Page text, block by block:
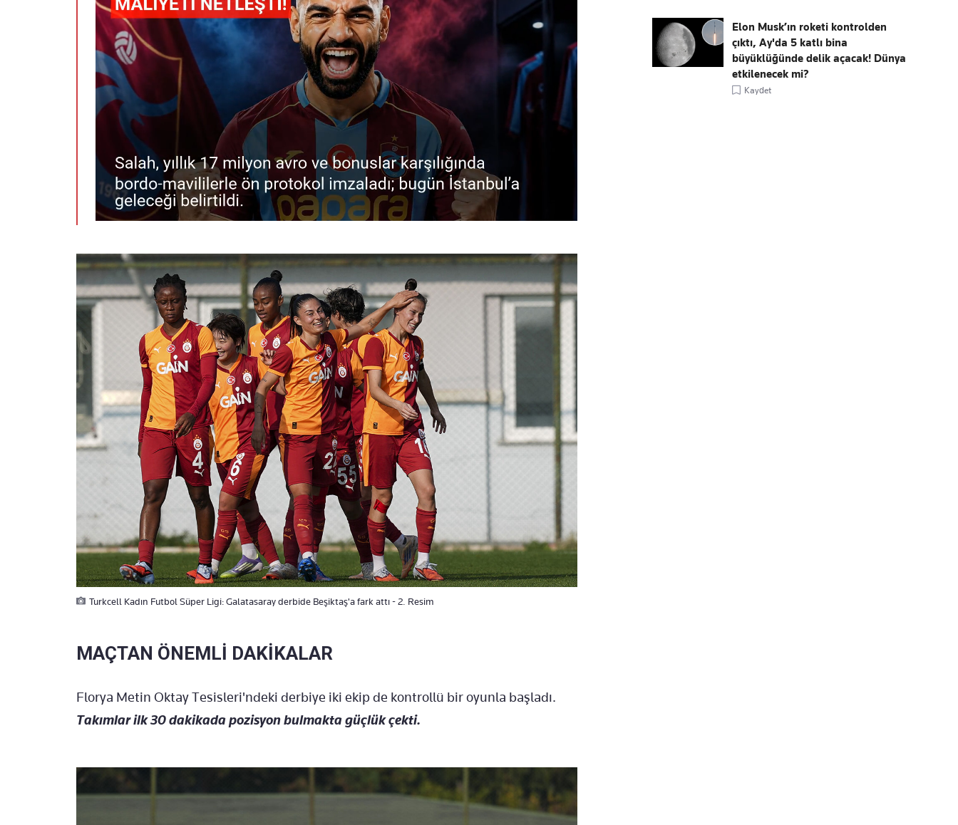
Turkcell Kadın Futbol Süper Ligi: Galatasaray derbide Beşiktaş'a fark attı - 2. Resim
MAÇTAN ÖNEMLİ DAKİKALAR
Florya Metin Oktay Tesisleri'ndeki derbiye iki ekip de kontrollü bir oyunla başladı.
Takımlar ilk 30 dakikada pozisyon bulmakta güçlük çekti.
Elon Musk’ın roketi kontrolden
çıktı, Ay'da 5 katlı bina
büyüklüğünde delik açacak! Dünya
etkilenecek mi?
Kaydet